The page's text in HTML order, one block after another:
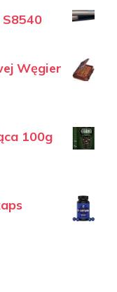
Węgier
100g